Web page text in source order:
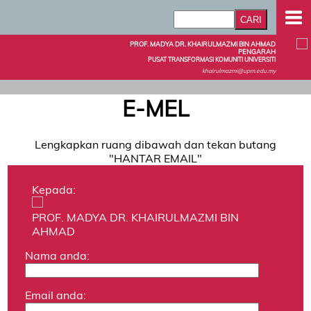
PROF. MADYA DR. KHAIRULMAZMI BIN AHMAD
PENGARAH
PUSAT TRANSFORMASI KOMUNITI UNIVERSITI
khairulmazmi@upm.edu.my
E-MEL
Lengkapkan ruang dibawah dan tekan butang
"HANTAR EMAIL"
Kepada:
PROF. MADYA DR. KHAIRULMAZMI BIN
AHMAD
Nama anda:
Email anda: